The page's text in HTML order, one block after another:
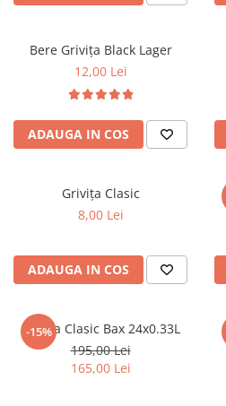
Bere Grivița Black Lager
12,00 Lei
ADAUGA IN COS
Grivița Clasic
8,00 Lei
ADAUGA IN COS
-15%
Grivița Clasic Bax 24x0.33L
195,00 Lei
165,00 Lei